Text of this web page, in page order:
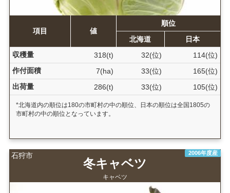
項目 値
順位
北海道
日本
収穫量
318(t) 32(位)
114(位)
作付面積
7(ha) 33(位)
165(位)
出荷量
286(t) 33(位) 105(位)
*北海道内の順位は180の市町村の中の順位、日本の順位は全国1805の
市町村の中の順位となっています。
石狩市 2006年度産
冬キャベツ
キャベツ